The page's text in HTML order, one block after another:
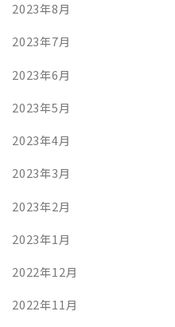
2023年8月
2023年7月
2023年6月
2023年5月
2023年4月
2023年3月
2023年2月
2023年1月
2022年12月
2022年11月